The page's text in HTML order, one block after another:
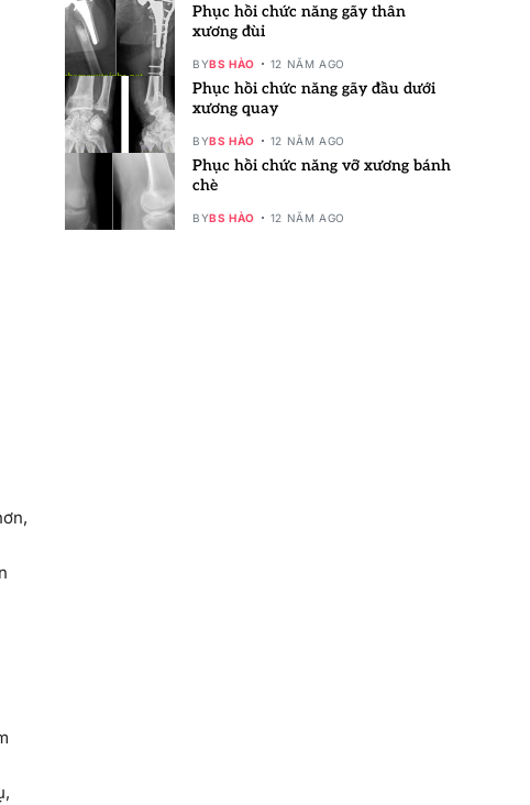
Phục hồi chức năng gãy thân
xương đùi
BYBS HÀO 12 NĂM AGO
Phục hồi chức năng gãy đầu dưới
xương quay
BYBS HÀO 12 NĂM AGO
Phục hồi chức năng vỡ xương bánh
chè
BYBS HÀO 12 NĂM AGO